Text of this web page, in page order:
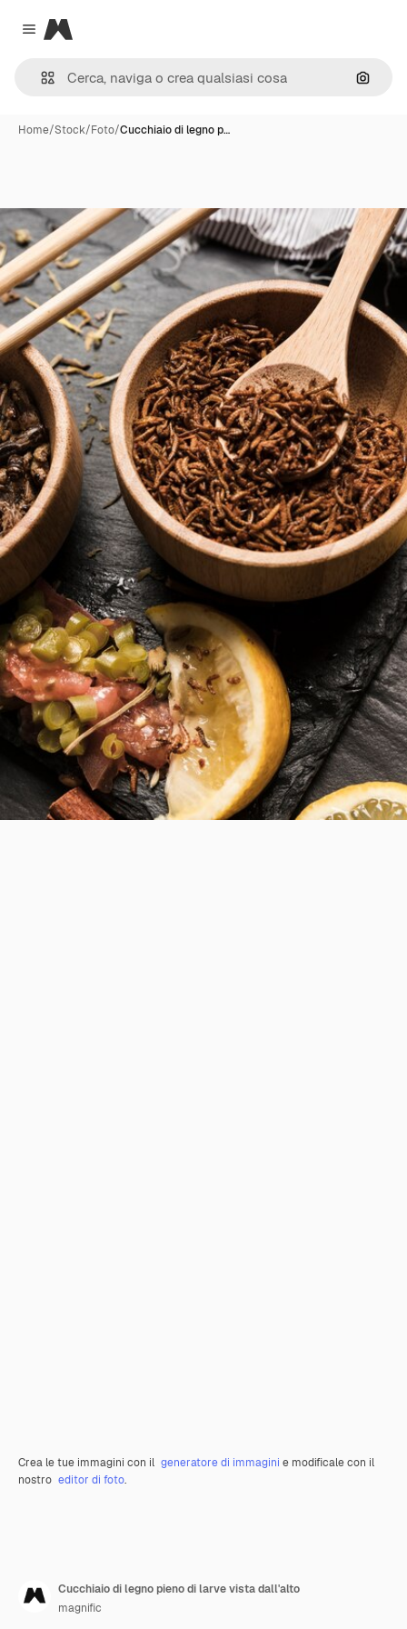
Close menu
Magnific
Cerca
Home/Stock/Foto/Cucchiaio di legno p…
Crea le tue immagini con il generatore di immagini e modificale con il
nostro editor di foto.
Cucchiaio di legno pieno di larve vista dall'alto
magnific